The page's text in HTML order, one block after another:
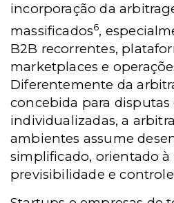
incorporação da
massificados6,
B2B recorrentes,
marketplaces e
Diferentemente da
concebida para disputas
individualizadas, a
ambientes assume
simplificado, orientado
previsibilidade e